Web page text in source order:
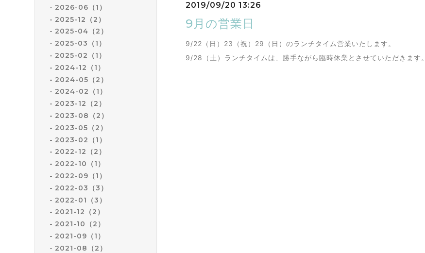
2026-06（1）
2025-12（2）
2025-04（2）
2025-03（1）
2025-02（1）
2024-12（1）
2024-05（2）
2024-02（1）
2023-12（2）
2023-08（2）
2023-05（2）
2023-02（1）
2022-12（2）
2022-10（1）
2022-09（1）
2022-03（3）
2022-01（3）
2021-12（2）
2021-10（2）
2021-09（1）
2021-08（2）
2019/09/20 13:26
9月の営業日
9/22（日）23（祝）29（日）のランチタイム営業いたします。
9/28（土）ランチタイムは、勝手ながら臨時休業とさせていただきます。